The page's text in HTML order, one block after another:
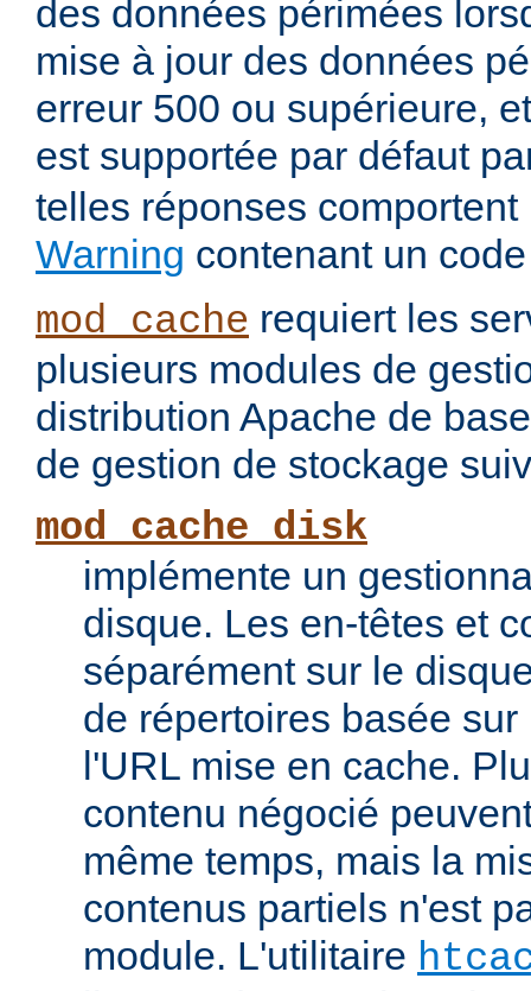
des données périmées
mise à jour des données
erreur 500 ou supérieure,
est supportée par défaut
telles réponses
Warning contenant un
mod_cache requiert les
plusieurs modules de
distribution Apache de
de gestion de stockage
mod_cache_disk
implémente un
disque. Les en-têtes et
séparément sur le
de répertoires basée
l'URL mise en cache.
contenu négocié
même temps, mais la
contenus partiels n'est
module. L'utilitaire